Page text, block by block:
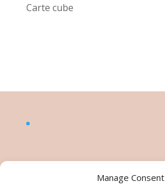
Manage Consent
Carte cube